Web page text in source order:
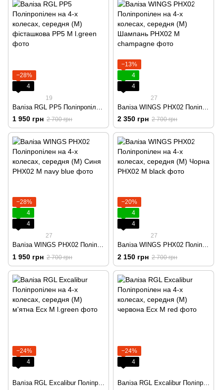
−28%
4
19
1 950 грн 2 700 грн
−13%
4
4
27
2 350 грн 2 700 грн
−28%
4
4
27
Валіза WINGS PHX02 Поліпропілен на 4-х колесах, середня (M) Синя
1 950 грн 2 700 грн
−20%
4
4
27
Валіза WINGS PHX02 Поліпропілен на 4-х колесах, середня (M) Чорна
2 150 грн 2 700 грн
−24%
4
−24%
4